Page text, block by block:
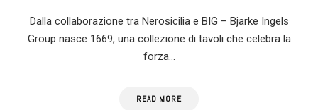
Dalla collaborazione tra Nerosicilia e BIG – Bjarke Ingels
Group nasce 1669, una collezione di tavoli che celebra la
forza…
READ MORE